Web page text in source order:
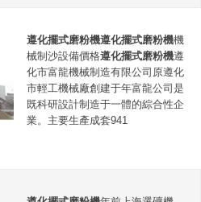
遵化擺式磨粉機遵化擺式磨粉機機
械制沙設備價格遵化擺式磨粉機遵
化市富龍機械制造有限公司原遵化
市輕工機械廠創建于年富龍公司是
既科研設計制造于一體的綜合性企
業。主要生產成套941